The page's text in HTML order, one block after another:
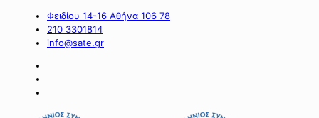
Φειδίου 14-16 Αθήνα 106 78
210 3301814
info@sate.gr